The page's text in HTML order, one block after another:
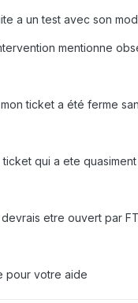
a un test avec son
mentionne
ticket a été ferme
qui a ete
etre ouvert par
pour votre aide